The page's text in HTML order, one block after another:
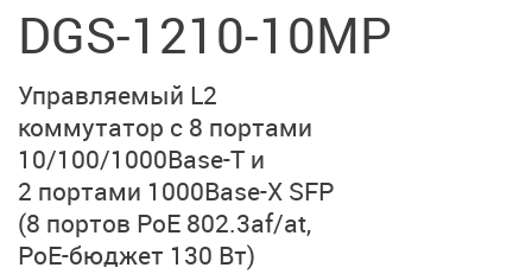
DGS-1210-10MP
Управляемый L2
коммутатор с 8 портами
10/100/1000Base-T и
2 портами 1000Base-X SFP
(8 портов PoE 802.3af/at,
PoE-бюджет 130 Вт)